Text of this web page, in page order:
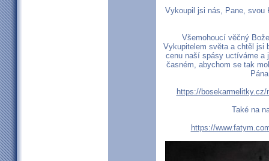
Vykoupil jsi nás, Pane, svou
Všemohoucí věčný
Vykupitelem světa a chtěl jsi
cenu naší spásy uctíváme a
časném, abychom se tak
https://
Také na
https://